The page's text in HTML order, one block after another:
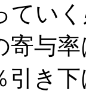
てい
寄与
引き